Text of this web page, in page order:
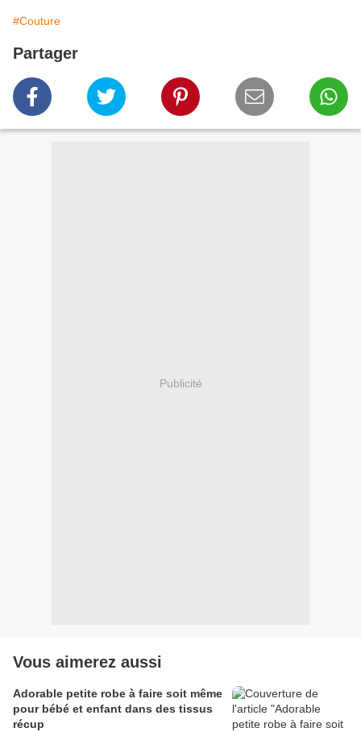
#Couture
Partager
Publicité
Vous aimerez aussi
Adorable petite robe à faire soit même
pour bébé et enfant dans des tissus
récup